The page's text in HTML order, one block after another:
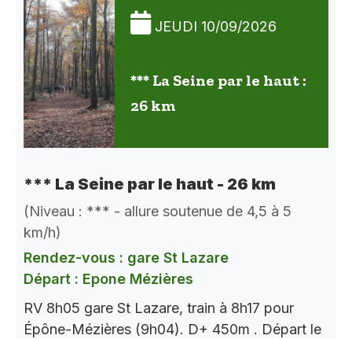
JEUDI 10/09/2026
*** La Seine par le haut :
26 km
*** La Seine par le haut - 26 km
(Niveau : *** - allure soutenue de 4,5 à 5
km/h)
Rendez-vous : gare St Lazare
Départ : Epone Mézières
RV 8h05 gare St Lazare, train à 8h17 pour
Épône-Mézières (9h04). D+ 450m . Départ le